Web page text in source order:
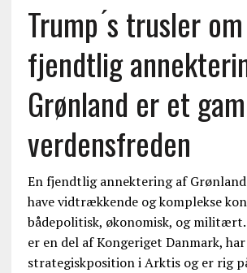
Trump ́s trusler om
fjendtlig
Grønland er et
verdensfreden
En fjendtlig annektering af
have vidtrækkende og komplekse
bådepolitisk, økonomisk, og
er en del af Kongeriget Danmark,
strategiskposition i Arktis og er rig